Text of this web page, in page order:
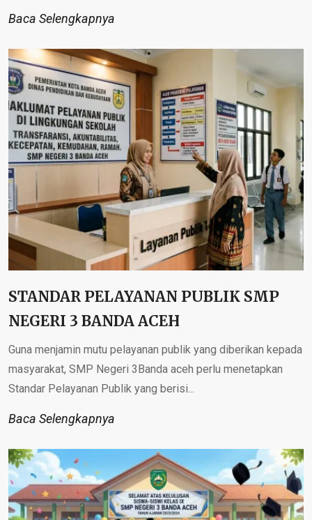
Baca Selengkapnya
STANDAR PELAYANAN PUBLIK SMP
NEGERI 3 BANDA ACEH
Guna menjamin mutu pelayanan publik yang diberikan kepada
masyarakat, SMP Negeri 3Banda aceh perlu menetapkan
Standar Pelayanan Publik yang berisi...
Baca Selengkapnya